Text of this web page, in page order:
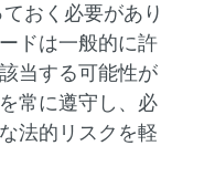
おく必要があり
ドは一般的に許
当する可能性が
常に遵守し、必
法的リスクを軽